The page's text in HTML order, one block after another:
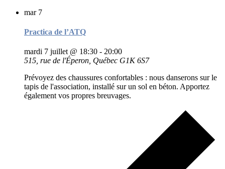
mar 7
Practica de l’ATQ
mardi 7 juillet @ 18:30 - 20:00
515, rue de l'Éperon, Québec G1K 6S7
Prévoyez des chaussures confortables : nous danserons sur le
tapis de l'association, installé sur un sol en béton. Apportez
également vos propres breuvages.